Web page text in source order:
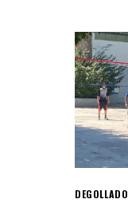
DEGOLLADO